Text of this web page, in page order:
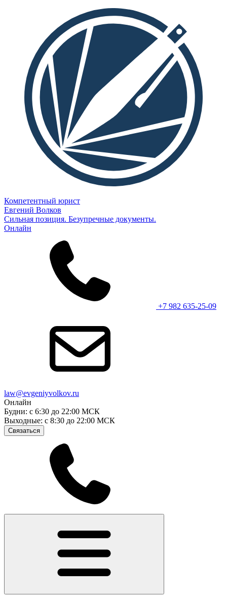
Компетентный юрист
Евгений Волков
Сильная позиция. Безупречные документы.
Онлайн
+7 982 635-25-09
law@evgeniyvolkov.ru
Онлайн
Будни: с 6:30 до 22:00 МСК
Выходные: с 8:30 до 22:00 МСК
Связаться